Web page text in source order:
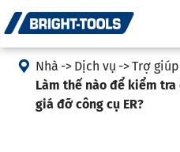
 Nhà Dịch vụ
Trợ
Làm thế nào để kiểm
giá đỡ công cụ ER?